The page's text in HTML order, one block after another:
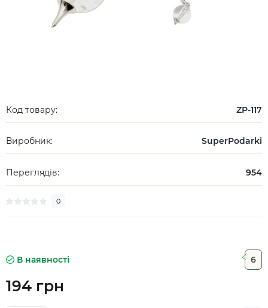
Код товару: ZP-117
Виробник: SuperPodarki
Переглядів: 954
0
В наявності 6
194 грн